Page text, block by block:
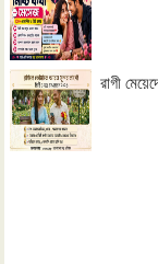
রাগী